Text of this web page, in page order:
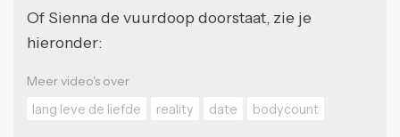
Of Sienna de vuurdoop doorstaat, zie je
hieronder:
Meer video's over
lang leve de liefde
reality date bodycount